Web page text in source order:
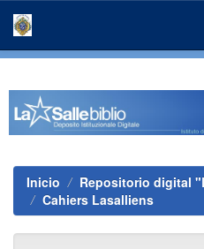
Inicio Repositorio digital
Cahiers Lasalliens